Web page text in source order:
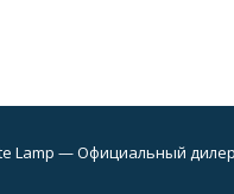
Lamp — Официальный